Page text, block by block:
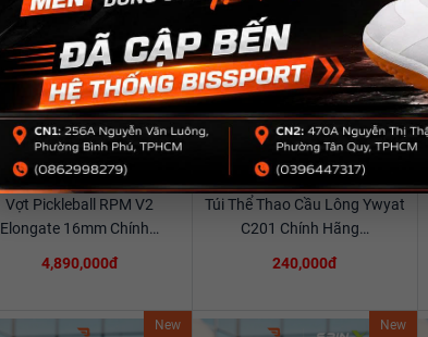
Mua Ngay
☆☆☆☆☆(0)
Vợt Pickleball RPM V2
Elongate 16mm Chính…
4,890,000đ
Mua Ngay
☆☆☆☆☆(0)
Túi Thể Thao Cầu Lông Ywyat
C201 Chính Hãng…
240,000đ
New New